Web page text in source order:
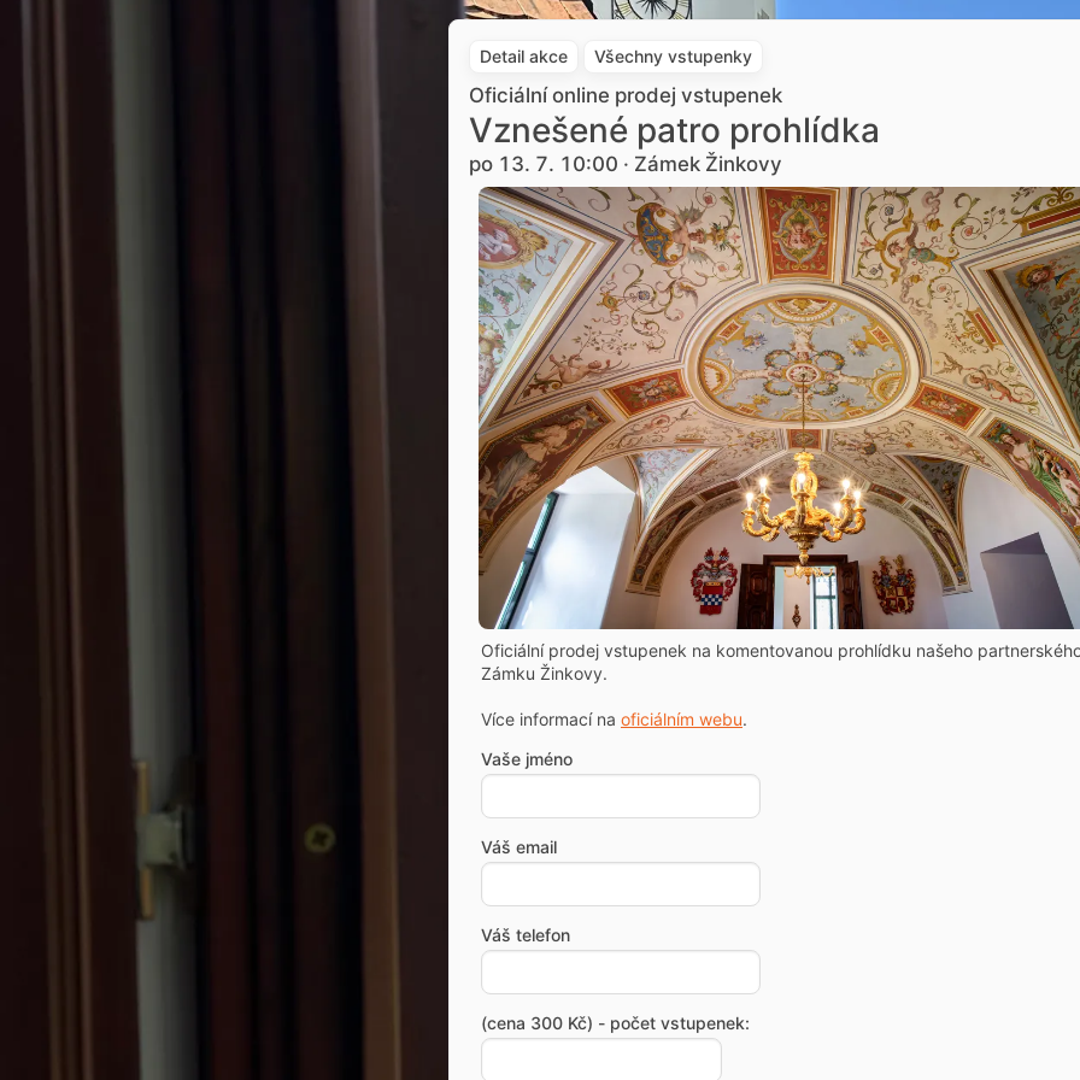
Detail akce Všechny vstupenky
Oficiální online prodej vstupenek
Vznešené patro prohlídka
po 13. 7. 10:00 · Zámek Žinkovy
Oficiální prodej vstupenek na komentovanou prohlídku našeho
Zámku Žinkovy.
Více informací na oficiálním webu.
Vaše jméno
Váš email
Váš telefon
(cena 300 Kč) - počet vstupenek: